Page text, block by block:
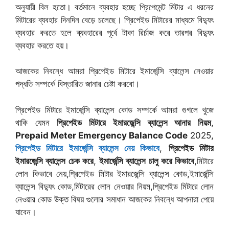
অনুযায়ী বিল হতো। বর্তমানে ব্যবহার হচ্ছে প্রিপেমেন্ট মিটার এ ধরনের
মিটারের ব্যবহার দিনদিন বেড়ে চলেছে। প্রিপেইড মিটারের মাধ্যমে বিদ্যুৎ
ব্যবহার করতে হলে ব্যবহারের পূর্বে টাকা রির্চাজ করে তারপর বিদ্যুৎ
ব্যবহার করতে হয়।
আজকের নিবন্ধে আমরা প্রিপেইড মিটারে ইমার্জেন্সি ব্যালেন্স নেওয়ার
পদ্ধতি সম্পর্কে বিস্তারিত জানার চেষ্টা করবো।
প্রিপেইড মিটারে ইমার্জেন্সি ব্যালেন্স কোড সম্পর্কে আমরা গুগলে খুজে
থাকি যেমনপ্রিপেইড মিটারে ইমারজেন্সি ব্যালেন্স আনার নিয়ম,
Prepaid Meter Emergency Balance Code 2025,
প্রিপেইড মিটারে ইমার্জেন্সি ব্যালেন্স নেয় কিভাবে, প্রিপেইড মিটার
ইমারজেন্সি ব্যালেন্স চেক করে,ইমার্জেন্সি ব্যালেন্স চালু করে কিভাবে,মিটারে
লোন কিভাবে নেয়,প্রিপেইড মিটার ইমারজেন্সি ব্যালেন্স কোড,ইমার্জেন্সি
ব্যালেন্স বিদ্যুৎ কোড,মিটারের লোন নেওয়ার নিয়ম,প্রিপেইড মিটারে লোন
নেওয়ার কোড উক্ত বিষয় গুলোর সমাধান আজকের নিবন্ধে আপনারা পেয়ে
যাবেন।